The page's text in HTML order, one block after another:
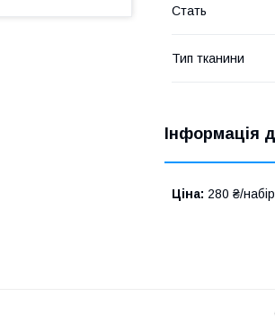
Стать
Тип тканини
Інформація
Ціна: 280 ₴/набір